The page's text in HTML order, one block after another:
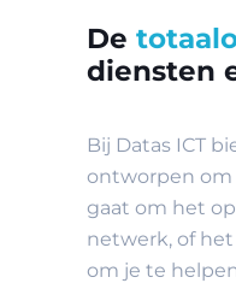
De
diensten
Bij Datas ICT
ontworpen om
gaat om het
netwerk, of
om je te